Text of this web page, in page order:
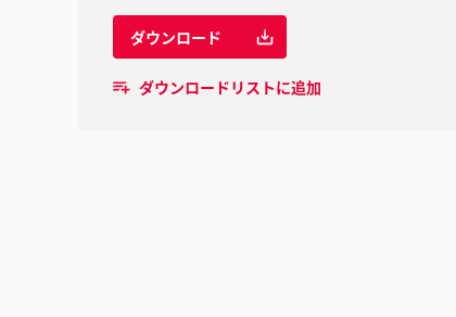
ダウンロード
ダウンロードリストに追加